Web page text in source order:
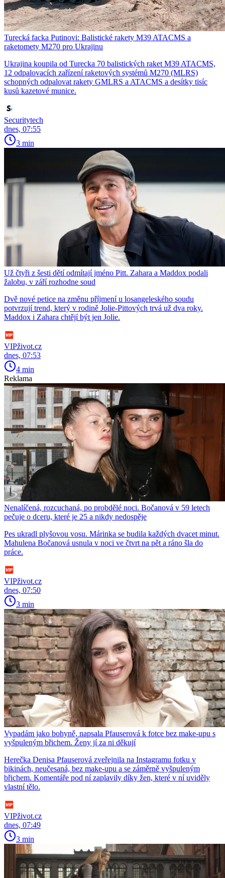
Turecká facka Putinovi: Balistické rakety M39 ATACMS a
raketomety M270 pro Ukrajinu
Ukrajina koupila od Turecka 70 balistických raket M39 ATACMS,
12 odpalovacích zařízení raketových systémů M270 (MLRS)
schopných odpalovat rakety GMLRS a ATACMS a desítky tisíc
kusů kazetové munice.
Securitytech
dnes, 07:55
3 min
Už čtyři z šesti dětí odmítají jméno Pitt. Zahara a Maddox podali
žalobu, v září rozhodne soud
Dvě nové petice na změnu příjmení u losangeleského soudu
potvrzují trend, který v rodině Jolie-Pittových trvá už dva roky.
Maddox i Zahara chtějí být jen Jolie.
VIPživot.cz
dnes, 07:53
4 min
Reklama
Nenalíčená, rozcuchaná, po probdělé noci. Bočanová v 59 letech
pečuje o dceru, které je 25 a nikdy nedospěje
Pes ukradl plyšovou vosu. Márinka se budila každých dvacet minut.
Mahulena Bočanová usnula v noci ve čtvrt na pět a ráno šla do
práce.
VIPživot.cz
dnes, 07:50
3 min
Vypadám jako bohyně, napsala Pfauserová k fotce bez make-upu s
vyšpuleným břichem. Ženy jí za ni děkují
Herečka Denisa Pfauserová zveřejnila na Instagramu fotku v
bikinách, neučesaná, bez make-upu a se záměrně vyšpuleným
břichem. Komentáře pod ní zaplavily díky žen, které v ní uviděly
vlastní tělo.
VIPživot.cz
dnes, 07:49
3 min